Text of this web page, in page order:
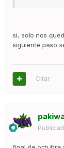
si, solo nos
siguiente paso
Citar